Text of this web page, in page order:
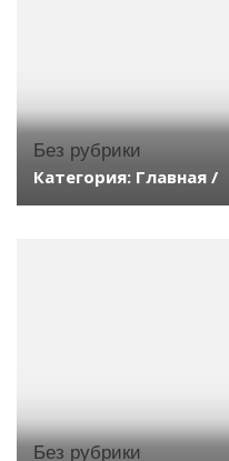
Без рубрики
Категория: Главная /
Без рубрики